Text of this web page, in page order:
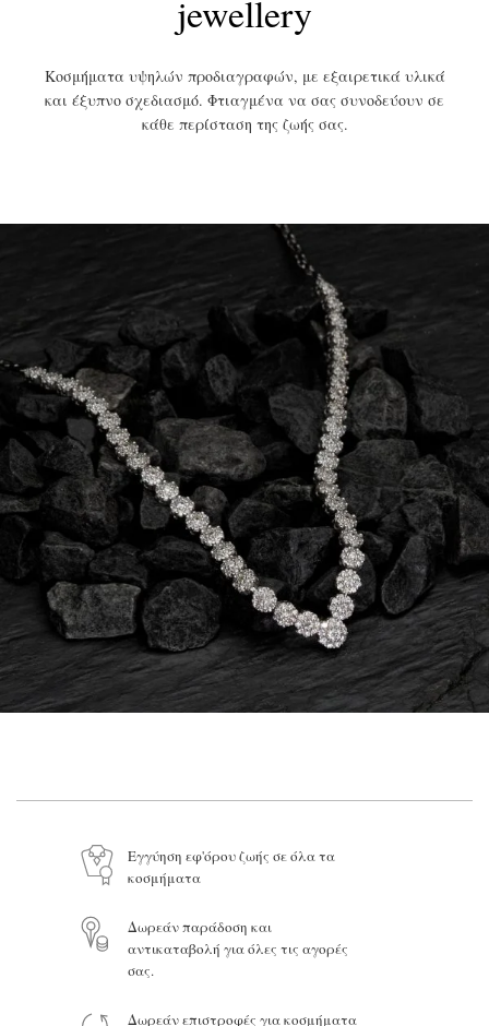
jewellery
Κοσμήματα υψηλών προδιαγραφών, με εξαιρετικά υλικά
και έξυπνο σχεδιασμό. Φτιαγμένα να σας συνοδεύουν σε
κάθε περίσταση της ζωής σας.
Εγγύηση εφ'όρου ζωής σε όλα τα
κοσμήματα
Δωρεάν παράδοση και
αντικαταβολή για όλες τις αγορές
σας.
Δωρεάν επιστροφές για κοσμήματα